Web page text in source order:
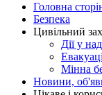
Головна
Безпека
Цивільний
Дії у
Мінна
Новини,